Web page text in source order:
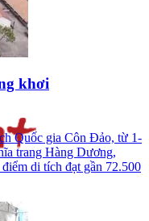
khơi
Quốc gia Côn Đảo, từ 1-
trang Hàng Dương,
di tích đạt gần 72.500